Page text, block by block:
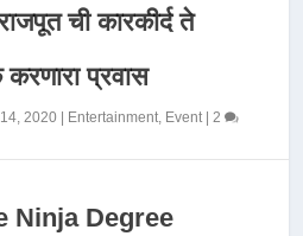
ची कारकीर्द ते
प्रवास
2020 Entertainment, Event|2
Ninja Degree